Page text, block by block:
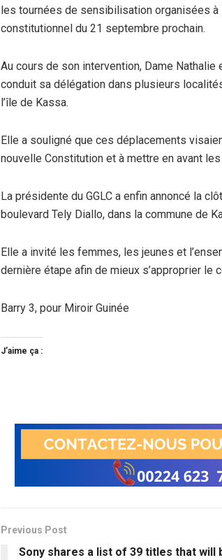
les tournées de sensibilisation organisées à
constitutionnel du 21 septembre prochain.
Au cours de son intervention, Dame
conduit sa délégation dans plusieurs
l’île de Kassa.
Elle a souligné que ces déplacements
nouvelle Constitution et à mettre en avant
La présidente du GGLC a enfin annoncé la
boulevard Tely Diallo, dans la commune de
Elle a invité les femmes, les jeunes et
dernière étape afin de mieux s’approprier le
Barry 3, pour Miroir Guinée
J’aime ça :
Previous Post
Sony shares a list of 39 titles that will